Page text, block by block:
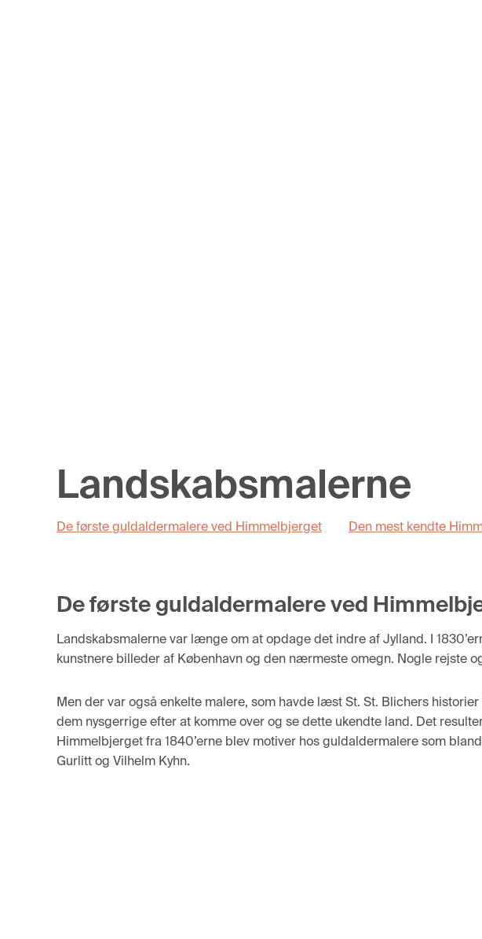
Landskabsmalerne
De første guldaldermalere ved Himmelbjerget Den mest kendte
De første guldaldermalere ved
Landskabsmalernevar længeom at opdagedet indre afJylland. I
kunstnere billeder af København og den nærmesteomegn. Nogle rejste
Men dervarogså enkelte malere, som havde læstSt. St. Blichers historier
dem nysgerrige efter at komme over og se dette ukendte land. Det
Himmelbjergetfra 1840’erne blev motiver hosguldaldermalere som
Gurlittog Vilhelm Kyhn.